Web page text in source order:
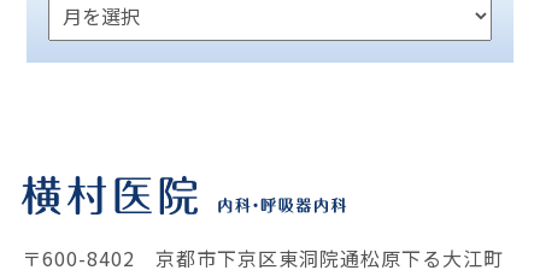
〒600-8402 京都市下京区東洞院通松原下る大江町